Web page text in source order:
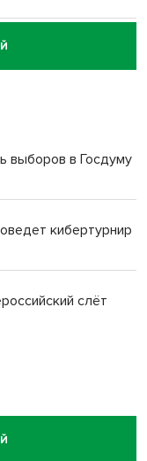
смерть
выборов в Госдуму
кибертурнир
слёт